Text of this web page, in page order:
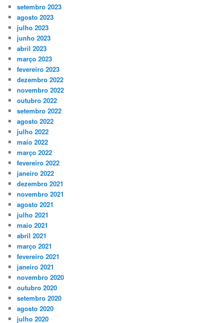
setembro 2023
agosto 2023
julho 2023
junho 2023
abril 2023
março 2023
fevereiro 2023
dezembro 2022
novembro 2022
outubro 2022
setembro 2022
agosto 2022
julho 2022
maio 2022
março 2022
fevereiro 2022
janeiro 2022
dezembro 2021
novembro 2021
agosto 2021
julho 2021
maio 2021
abril 2021
março 2021
fevereiro 2021
janeiro 2021
novembro 2020
outubro 2020
setembro 2020
agosto 2020
julho 2020